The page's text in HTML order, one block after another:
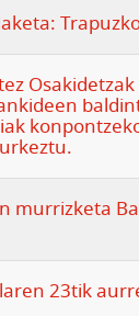
murrizketa
23tik